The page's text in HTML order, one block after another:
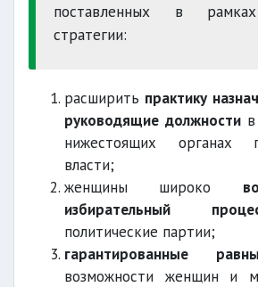
поставленных в
стратегии:
расширить практику
руководящие должностив
нижестоящих органах
власти;
женщины широко
избирательный
политические партии;
гарантированные
возможности женщин и